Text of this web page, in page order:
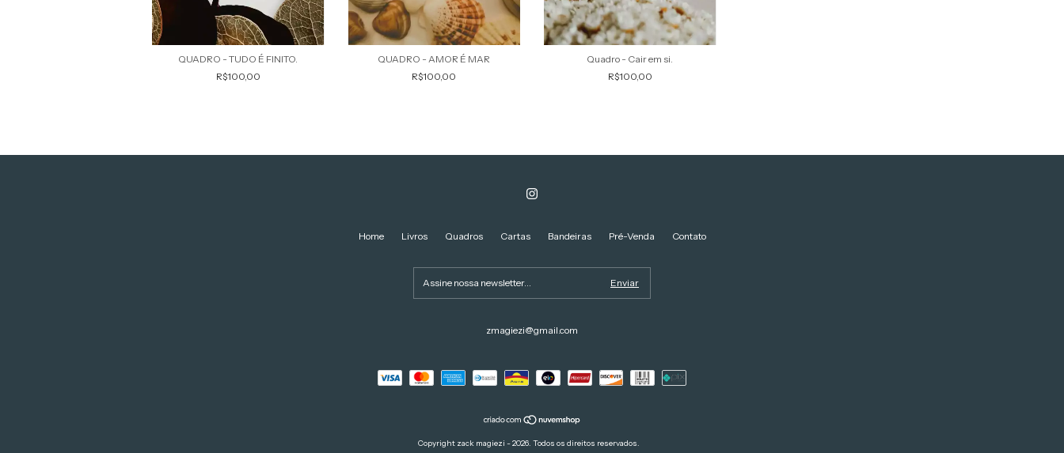
QUADRO - TUDO É FINITO.
R$100,00
QUADRO - AMOR É MAR
R$100,00
Quadro - Cair em si.
R$100,00
Home Livros Quadros Cartas Bandeiras Pré-Venda Contato
zmagiezi@gmail.com
Copyright zack magiezi - 2026. Todos os direitos reservados.